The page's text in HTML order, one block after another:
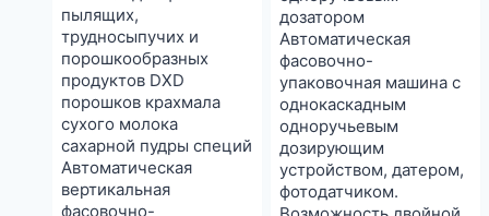
пылящих,
трудносыпучих и
порошкообразных
продуктов DXD
порошков крахмала
сухого молока
сахарной пудры специй
Автоматическая
вертикальная
фасовочно-
дозатором
Автоматическая
фасовочно-
упаковочная машина с
однокаскадным
одноручьевым
дозирующим
устройством, датером,
фотодатчиком.